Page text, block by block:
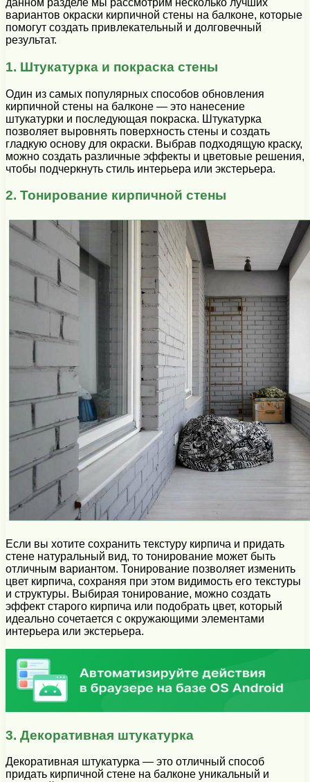
данном разделе мы рассмотрим несколько лучших
вариантов окраски кирпичной стены на балконе, которые
помогут создать привлекательный и долговечный
результат.
1. Штукатурка и покраска стены
Один из самых популярных способов обновления
кирпичной стены на балконе — это нанесение
штукатурки и последующая покраска. Штукатурка
позволяет выровнять поверхность стены и создать
гладкую основу для окраски. Выбрав подходящую краску,
можно создать различные эффекты и цветовые решения,
чтобы подчеркнуть стиль интерьера или экстерьера.
2. Тонирование кирпичной стены
Если вы хотите сохранить текстуру кирпича и придать
стене натуральный вид, то тонирование может быть
отличным вариантом. Тонирование позволяет изменить
цвет кирпича, сохраняя при этом видимость его текстуры
и структуры. Выбирая тонирование, можно создать
эффект старого кирпича или подобрать цвет, который
идеально сочетается с окружающими элементами
интерьера или экстерьера.
3. Декоративная штукатурка
Декоративная штукатурка — это отличный способ
придать кирпичной стене на балконе уникальный и